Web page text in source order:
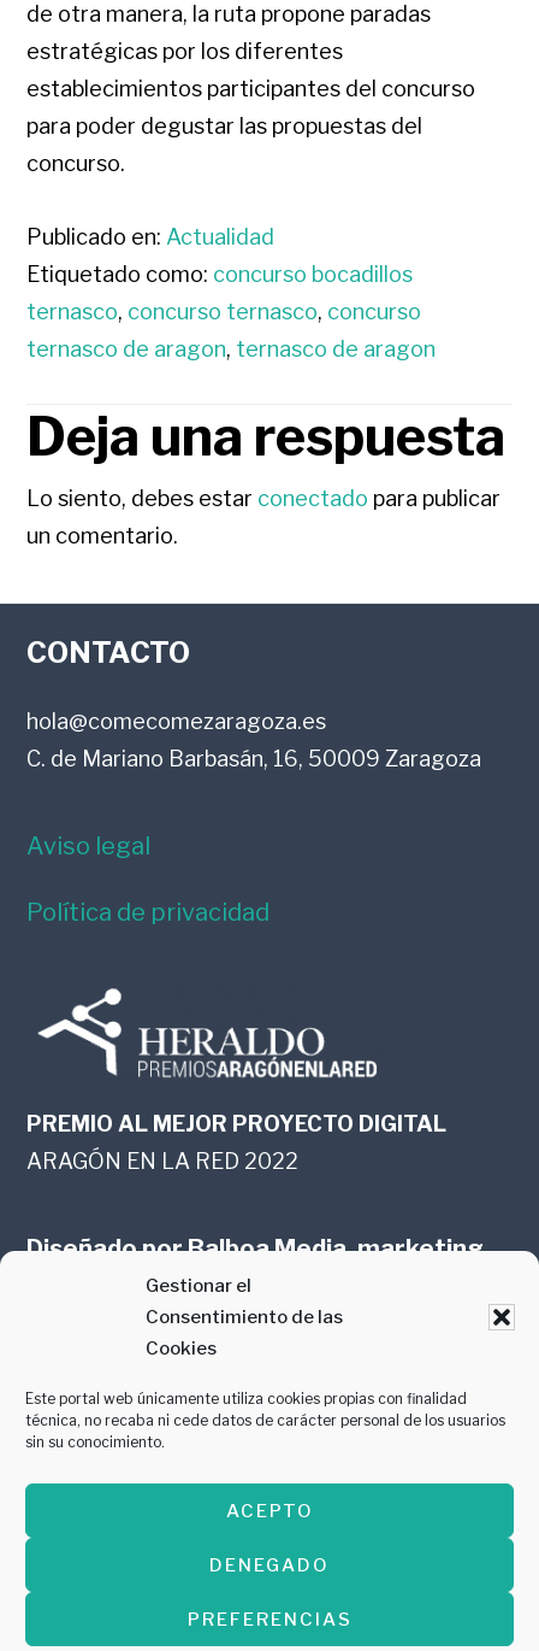
Gestionar el
Consentimiento de las
Cookies
Este portal web únicamente utiliza cookies propias con finalidad
técnica, no recaba ni cede datos de carácter personal de los usuarios
sin su conocimiento.
ACEPTO
DENEGADO
PREFERENCIAS
de otra manera, la ruta propone paradas
estratégicas por los diferentes
establecimientos participantes del concurso
para poder degustar las propuestas del
concurso.
Publicado en: Actualidad
Etiquetado como: concurso bocadillos
ternasco, concurso ternasco, concurso
ternasco de aragon, ternasco de aragon
INTERACCIONES
CON
LOS
LECTORES
Deja una respuesta
Lo siento, debes estar conectado para publicar
un comentario.
FOOTER
CONTACTO
hola@comecomezaragoza.es
C. de Mariano Barbasán, 16, 50009 Zaragoza
Aviso legal
Política de privacidad
PREMIO AL MEJOR PROYECTO DIGITAL
ARAGÓN EN LA RED 2022
Diseñado porBalboa Media, marketing
online en Zaragoza
PREMIO AL MEJOR CONTENIDO
GASTROMANÍA 2018
Copyright © 2026 ·Diseñado porBalboa